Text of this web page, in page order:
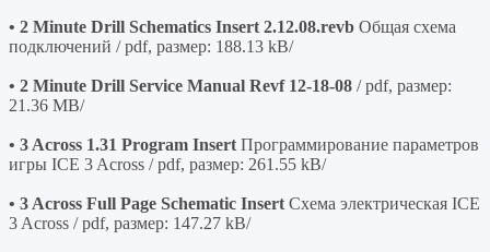
• 2 Minute Drill Schematics Insert 2.12.08.revb Общая схема
подключений / pdf, размер: 188.13 kB/
• 2 Minute Drill Service Manual Revf 12-18-08 / pdf, размер:
21.36 MB/
• 3 Across 1.31 Program Insert Программирование параметров
игры ICE 3 Across / pdf, размер: 261.55 kB/
• 3 Across Full Page Schematic Insert Схема электрическая ICE
3 Across / pdf, размер: 147.27 kB/